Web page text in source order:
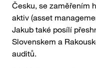
Česku, se zaměřením
aktiv (asset
Jakub také posílí
Slovenskem a
auditů.